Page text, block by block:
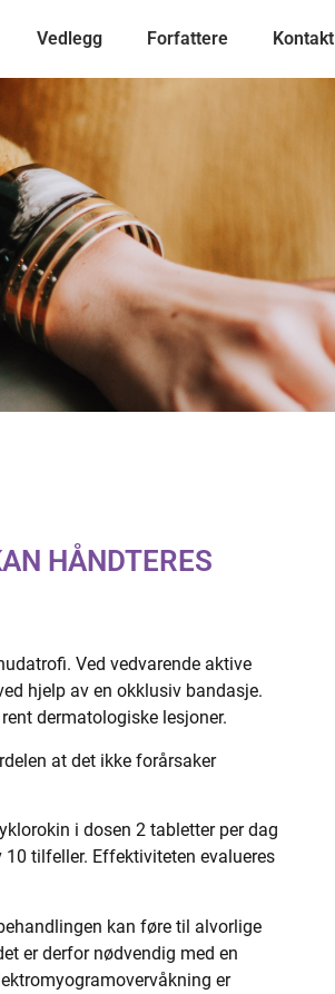
Vedlegg Forfattere Kontakt
HÅNDTERES
Ved vedvarende aktive
hjelp av en okklusiv bandasje.
dermatologiske lesjoner.
at det ikke forårsaker
i dosen 2 tabletter per dag
tilfeller. Effektiviteten evalueres
kan føre til alvorlige
er derfor nødvendig med en
er